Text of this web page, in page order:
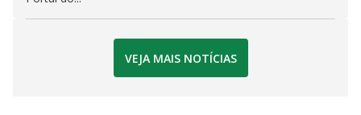
VEJA MAIS NOTÍCIAS